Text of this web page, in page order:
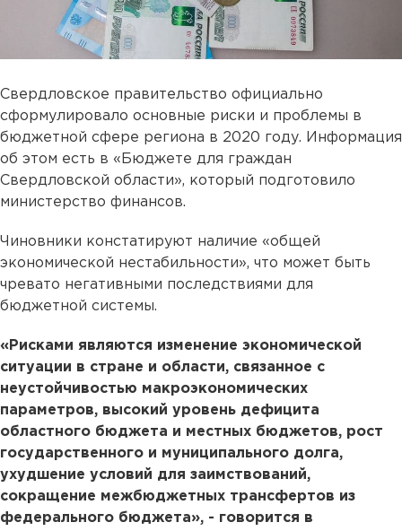
Свердловское правительство официально
сформулировало основные риски и проблемы в
бюджетной сфере региона в 2020 году. Информация
об этом есть в «Бюджете для граждан
Свердловской области», который подготовило
министерство финансов.
Чиновники констатируют наличие «общей
экономической нестабильности», что может быть
чревато негативными последствиями для
бюджетной системы.
«Рисками являются изменение экономической
ситуации в стране и области, связанное с
неустойчивостью макроэкономических
параметров, высокий уровень дефицита
областного бюджета и местных бюджетов, рост
государственного и муниципального долга,
ухудшение условий для заимствований,
сокращение межбюджетных трансфертов из
федерального бюджета», - говорится в